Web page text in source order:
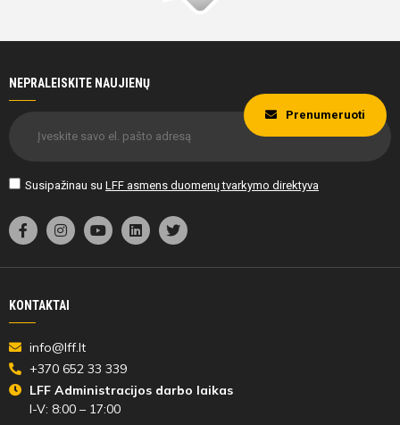
NEPRALEISKITE NAUJIENŲ
Susipažinau su LFF asmens duomenų tvarkymo direktyva
Prenumeruoti
KONTAKTAI
info@lff.lt
+370 652 33 339
LFF Administracijos darbo laikas
I-V: 8:00 – 17:00